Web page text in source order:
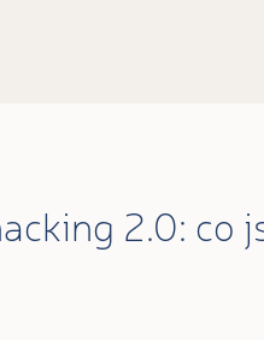
2.0: co